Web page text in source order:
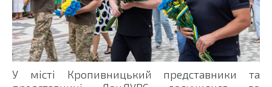
У місті Кропивницький представники та